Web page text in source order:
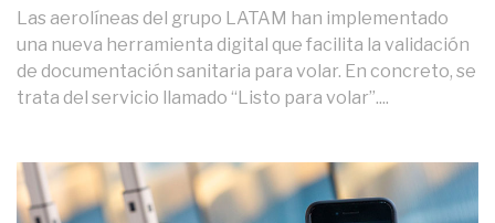
Las aerolíneas del grupo LATAM han implementado
una nueva herramienta digital que facilita la validación
de documentación sanitaria para volar. En concreto, se
trata del servicio llamado “Listo para volar”....